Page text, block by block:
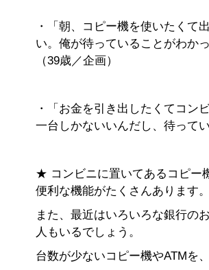
・「朝、コピー機を使いたくて
い。俺が待っていることがわか
（39歳／企画）
・「お金を引き出したくてコン
一台しかないいんだし、待って
★ コンビニに置いてあるコピー
便利な機能がたくさんあります。
また、最近はいろいろな銀行の
人もいるでしょう。
台数が少ないコピー機やATMを